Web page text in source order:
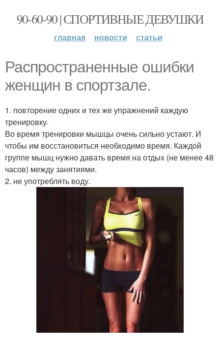
90-60-90 | СПОРТИВНЫЕ ДЕВУШКИ
главная новости статьи
Распространенные ошибки
женщин в спортзале.
1. повторение одних и тех же упражнений каждую
тренировку.
Во время тренировки мышцы очень сильно устают. И
чтобы им восстановиться необходимо время. Каждой
группе мышц нужно давать время на отдых (не менее 48
часов) между занятиями.
2. не употреблять воду.